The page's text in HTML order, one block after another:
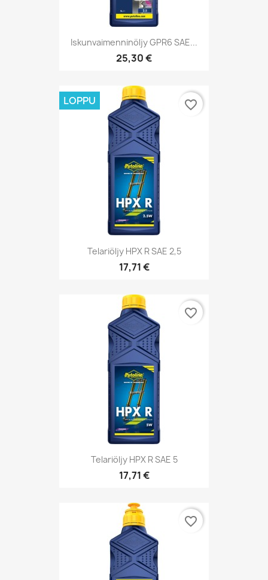
Iskunvaimenninöljy GPR6 SAE...
25,30 €
Telariöljy HPX R SAE 2,5
17,71 €
LOPPU favorite_border
Telariöljy HPX R SAE 5
17,71 €
favorite_border
favorite_border